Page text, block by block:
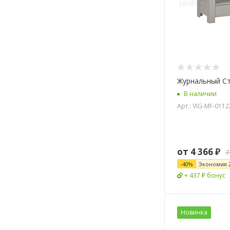
Журнальный
В наличии
Арт.: VIG-MF-
от 4 366 ₽
-40% Экономия
+ 437 ₽ бонус
Новинка